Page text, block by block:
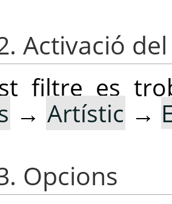
Activació
filtre es
→ Artístic →
Opcions